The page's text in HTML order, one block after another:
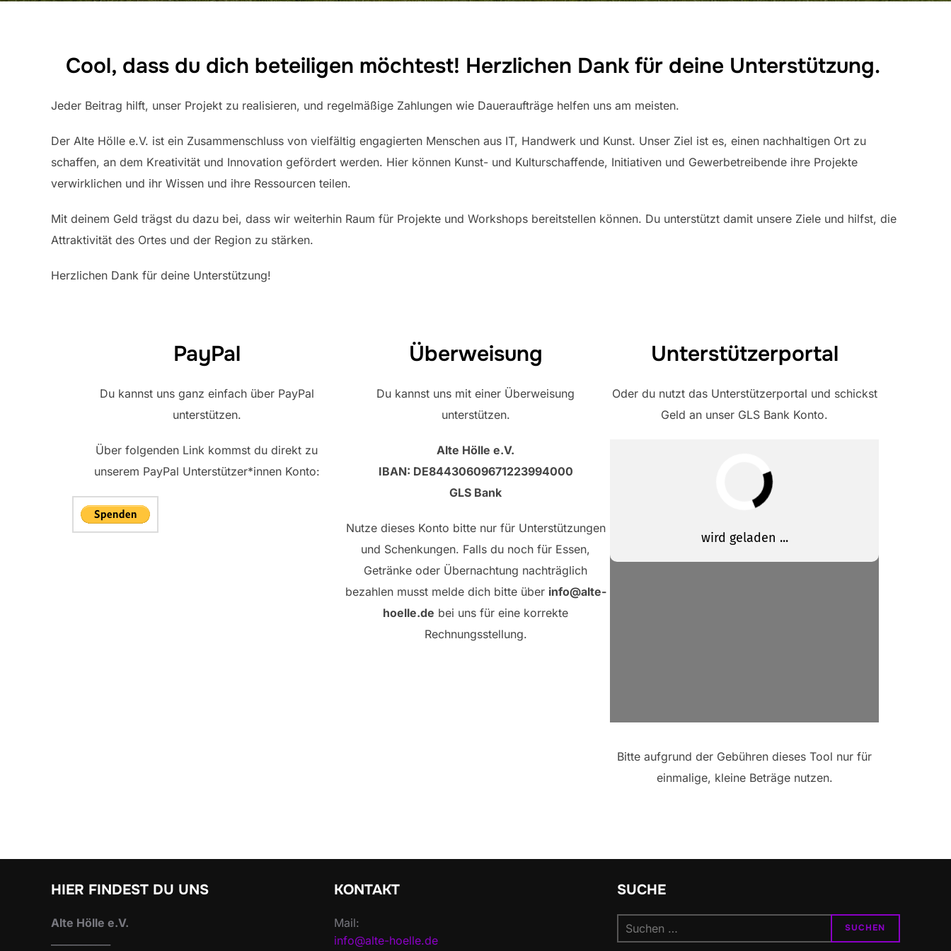
Cool, dass du dich beteiligen möchtest! Herzlichen Dank für deine Unterstützung.
Jeder Beitrag hilft, unser Projekt zu realisieren, und regelmäßige Zahlungen wie Daueraufträge helfen uns am meisten.
Der Alte Hölle e.V. ist ein Zusammenschluss von vielfältig engagierten Menschen aus IT, Handwerk und Kunst. Unser Ziel ist es, einen nachhaltigen Ort zu
schaffen, an dem Kreativität und Innovation gefördert werden. Hier können Kunst- und Kulturschaffende, Initiativen und Gewerbetreibende ihre Projekte
verwirklichen und ihr Wissen und ihre Ressourcen teilen.
Mit deinem Geld trägst du dazu bei, dass wir weiterhin Raum für Projekte und Workshops bereitstellen können. Du unterstützt damit unsere Ziele und hilfst, die
Attraktivität des Ortes und der Region zu stärken.
Herzlichen Dank für deine Unterstützung!
PayPal
Du kannst uns ganz einfach über PayPal
unterstützen.
Über folgenden Link kommst du direkt zu
unserem PayPal Unterstützer*innen Konto:
Überweisung
Du kannst uns mit einer Überweisung
unterstützen.
Alte Hölle e.V.
IBAN: DE84430609671223994000
GLS Bank
Nutze dieses Konto bitte nur für Unterstützungen
und Schenkungen. Falls du noch für Essen,
Getränke oder Übernachtung nachträglich
bezahlen musst melde dich bitte über info@alte-
hoelle.de bei uns für eine korrekte
Rechnungsstellung.
Unterstützerportal
Oder du nutzt das Unterstützerportal und schickst
Geld an unser GLS Bank Konto.
Bitte aufgrund der Gebühren dieses Tool nur für
einmalige, kleine Beträge nutzen.
HIER FINDEST DU UNS
Alte Hölle e.V.
KONTAKT
Mail:
info@alte-hoelle.de
SUCHE
Suchen
nach:
SUCHEN